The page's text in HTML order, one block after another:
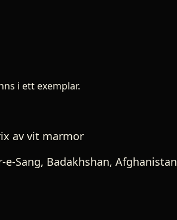
i ett exemplar.
av vit marmor
e-Sang, Badakhshan, Afghanistan